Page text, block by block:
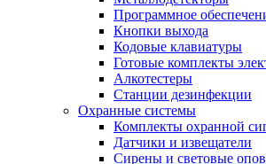
Программное
Кнопки выхода
Кодовые клавиатуры
Готовые комплекты
Алкотестеры
Станции дезинфекции
Охранные системы
Комплекты охранной
Датчики и извещатели
Сирены и световые